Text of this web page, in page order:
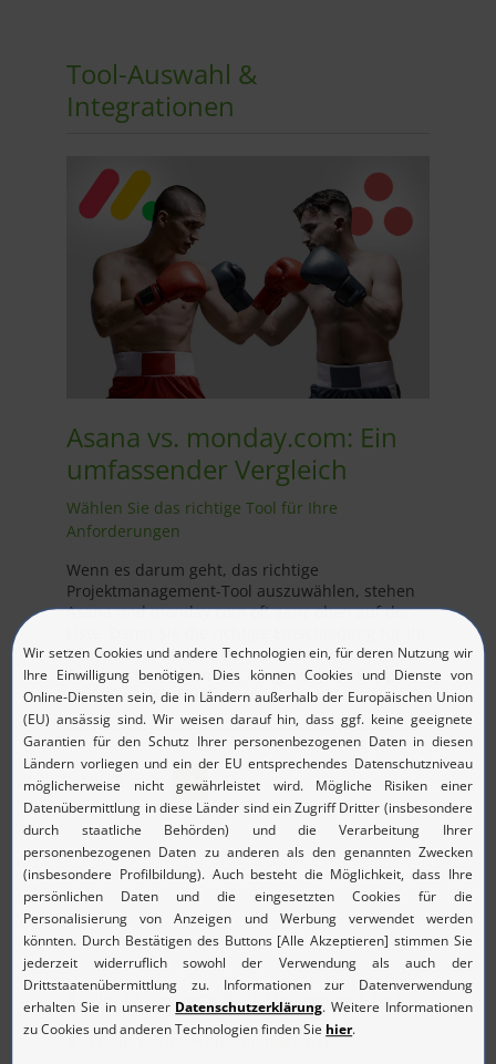
Tool-Auswahl &
Integrationen
Asana vs. monday.com: Ein
umfassender Vergleich
Wählen Sie das richtige Tool für Ihre
Anforderungen
Wenn es darum geht, das richtige
Projektmanagement-Tool auszuwählen, stehen
Asana und monday.com oft ganz oben auf der
Team treffen, vergleichen wir für Sie Funktionen,
Benutzerfreundlichkeit, Integrationen, Support
und Kundenzufriedenheit.
1 2 3 4 5
Was ist das beste Work-Management-Tool?
Erfolgreiches Projektmanagement: